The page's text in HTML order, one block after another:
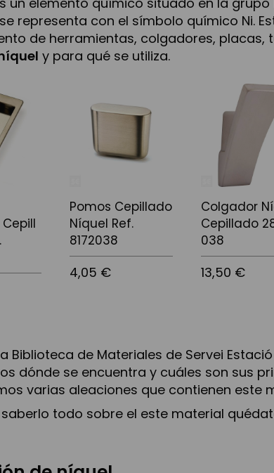
representa con el símbolo químico Ni.
de herramientas, colgadores, placas,
y para qué se utiliza.
Pomos Cepillado
Níquel Ref.
8172038
4,05 €
Colgador
Cepillado
038
13,50 €
Biblioteca de Materiales de Servei
dónde se encuentra y cuáles son sus
varias aleaciones que contienen este
saberlo todo sobre el este material